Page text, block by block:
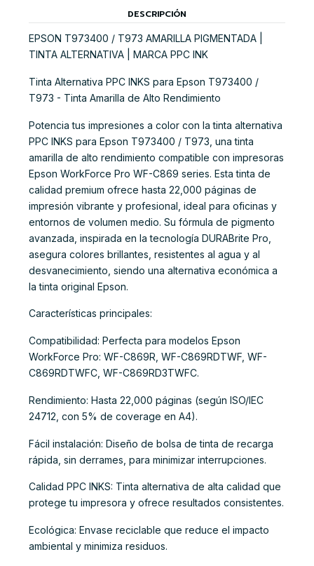
DESCRIPCIÓN
EPSON T973400 / T973 AMARILLA PIGMENTADA |
TINTA ALTERNATIVA | MARCA PPC INK
Tinta Alternativa PPC INKS para Epson T973400 /
T973 - Tinta Amarilla de Alto Rendimiento
Potencia tus impresiones a color con la tinta alternativa
PPC INKS para Epson T973400 / T973, una tinta
amarilla de alto rendimiento compatible con impresoras
Epson WorkForce Pro WF-C869 series. Esta tinta de
calidad premium ofrece hasta 22,000 páginas de
impresión vibrante y profesional, ideal para oficinas y
entornos de volumen medio. Su fórmula de pigmento
avanzada, inspirada en la tecnología DURABrite Pro,
asegura colores brillantes, resistentes al agua y al
desvanecimiento, siendo una alternativa económica a
la tinta original Epson.
Características principales:
Compatibilidad: Perfecta para modelos Epson
WorkForce Pro: WF-C869R, WF-C869RDTWF, WF-
C869RDTWFC, WF-C869RD3TWFC.
Rendimiento: Hasta 22,000 páginas (según ISO/IEC
24712, con 5% de coverage en A4).
Fácil instalación: Diseño de bolsa de tinta de recarga
rápida, sin derrames, para minimizar interrupciones.
Calidad PPC INKS: Tinta alternativa de alta calidad que
protege tu impresora y ofrece resultados consistentes.
Ecológica: Envase reciclable que reduce el impacto
ambiental y minimiza residuos.